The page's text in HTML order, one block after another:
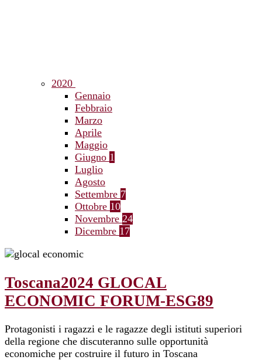
2020
Gennaio
Febbraio
Marzo
Aprile
Maggio
Giugno 1
Luglio
Agosto
Settembre 7
Ottobre 10
Novembre 24
Dicembre 17
Toscana2024 GLOCAL
ECONOMIC FORUM-ESG89
Protagonisti i ragazzi e le ragazze degli istituti superiori
della regione che discuteranno sulle opportunità
economiche per costruire il futuro in Toscana